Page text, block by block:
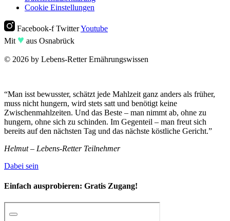
Cookie Einstellungen
Facebook-f TwitterYoutube
Mit ♥︎ aus Osnabrück
© 2026 by Lebens-Retter Ernährungswissen
“Man isst bewusster, schätzt jede Mahlzeit ganz anders als früher,
muss nicht hungern, wird stets satt und benötigt keine
Zwischenmahlzeiten. Und das Beste – man nimmt ab, ohne zu
hungern, ohne sich zu schinden. Im Gegenteil – man freut sich
bereits auf den nächsten Tag und das nächste köstliche Gericht.”
Helmut – Lebens-Retter Teilnehmer
Dabei sein
Einfach ausprobieren: Gratis Zugang!